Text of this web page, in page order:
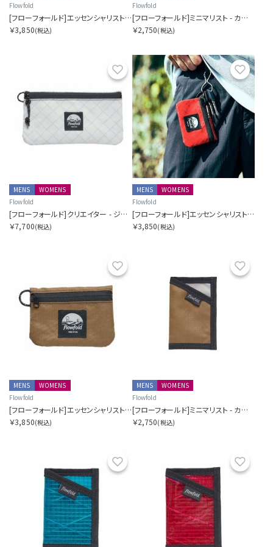
Flowfold
[フローフォールド]エッセンシャリスト - ミニポーチ
￥3,850(税込)
Flowfold
[フローフォールド]ミニマリスト - カードホルダーウォレット
￥2,750(税込)
お気に入り
MENS
WOMENS
Flowfold
[フローフォールド]クリエイター - ジッパーポーチウォレット
￥7,700(税込)
お気
MENS
WOMENS
Flowfold
[フローフォールド]エッセンシャリスト - ミニポーチ
￥3,850(税込)
お気に入り
MENS
WOMENS
Flowfold
[フローフォールド]エッセンシャリスト - ミニポーチ
￥3,850(税込)
MENS
WOMENS
Flowfold
[フローフォールド]ミニマリスト - カードホルダーウォレット
￥2,750(税込)
お気に入り